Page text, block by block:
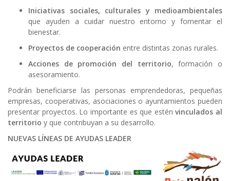
Iniciativas sociales, culturales y medioambientales
que ayuden a cuidar nuestro entorno y fomentar el
bienestar.
Proyectos de cooperación entre distintas zonas rurales.
Acciones de promoción del territorio, formación o
asesoramiento.
Podrán beneficiarse las personas emprendedoras, pequeñas
empresas, cooperativas, asociaciones o ayuntamientos pueden
presentar proyectos. Lo importante es que esténvinculados al
territorio y que contribuyan a su desarrollo.
NUEVAS LÍNEAS DE AYUDAS LEADER